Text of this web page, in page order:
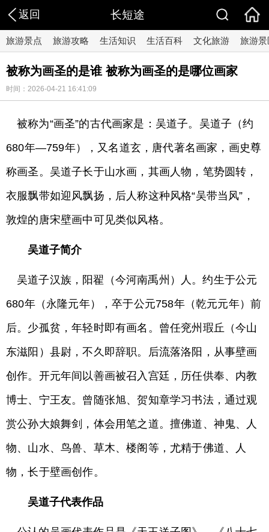
返回 长短途
旅游景点 旅游攻略 生活知识 生活百科 文化旅游 旅游景
被称为画圣的是谁 被称为画圣的是哪位画家
时间：2026-04-21 16:41:09
被称为“画圣”的古代画家是：吴道子。吴道子（约
680年—759年），又名道玄，唐代著名画家，画史尊
称画圣。吴道子长于山水画，其画人物，笔势圆转，
衣服飘带如迎风飘扬，后人称这种风格“吴带当风”，
敦煌的唐宋壁画中可见类似风格。
吴道子简介
吴道子汉族，阳翟（今河南禹州）人。约生于公元
680年（永隆元年），卒于公元758年（乾元元年）前
后。少孤贫，年轻时即有画名。曾任兖州瑕丘（今山
东滋阳）县尉，不久即辞职。后流落洛阳，从事壁画
创作。开元年间以善画被召入宫廷，历任供奉、内教
博士、宁王友。曾随张旭、贺知章学习书法，通过观
赏公孙大娘舞剑，体会用笔之道。擅佛道、神鬼、人
物、山水、鸟兽、草木、楼阁等，尤精于佛道、人
物，长于壁画创作。
吴道子代表作品